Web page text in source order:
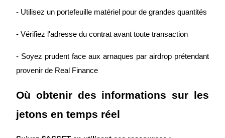
Se connecter S'inscrire
- Utilisez un portefeuille matériel pour de grandes quantités
- Vérifiez l'adresse du contrat avant toute transaction
- Soyez prudent face aux arnaques par airdrop prétendant
provenir de Real Finance
Où obtenir des informations sur les
jetons en temps réel